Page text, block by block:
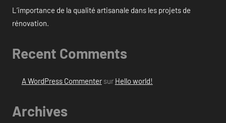
L’importance de la qualité artisanale dans les projets de
rénovation.
Recent Comments
A WordPress Commentersur Hello world!
Archives